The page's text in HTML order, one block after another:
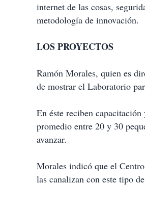
internet de las cosas,
metodología de innovación.
LOS PROYECTOS
Ramón Morales, quien es
de mostrar el Laboratorio
En éste reciben
promedio entre 20 y 30
avanzar.
Morales indicó que el
las canalizan con este tipo